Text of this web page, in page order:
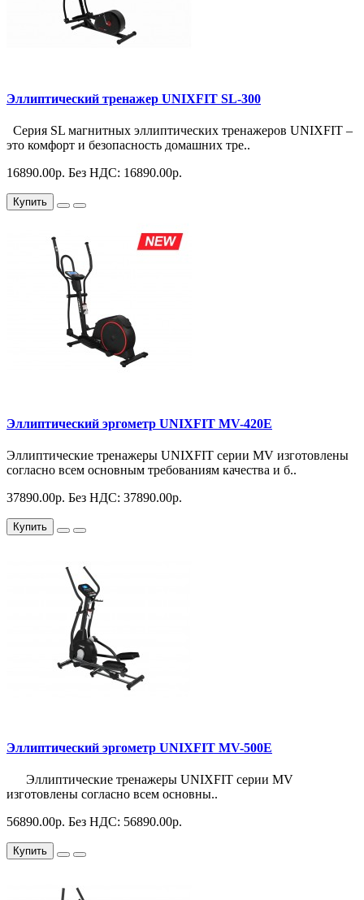
Эллиптический тренажер UNIXFIT SL-300
Серия SL магнитных эллиптических тренажеров UNIXFIT –
это комфорт и безопасность домашних тре..
16890.00р. Без НДС: 16890.00р.
Купить
Эллиптический эргометр UNIXFIT MV-420E
Эллиптические тренажеры UNIXFIT серии MV изготовлены
согласно всем основным требованиям качества и б..
37890.00р. Без НДС: 37890.00р.
Купить
Эллиптический эргометр UNIXFIT MV-500E
Эллиптические тренажеры UNIXFIT серии MV
изготовлены согласно всем основны..
56890.00р. Без НДС: 56890.00р.
Купить